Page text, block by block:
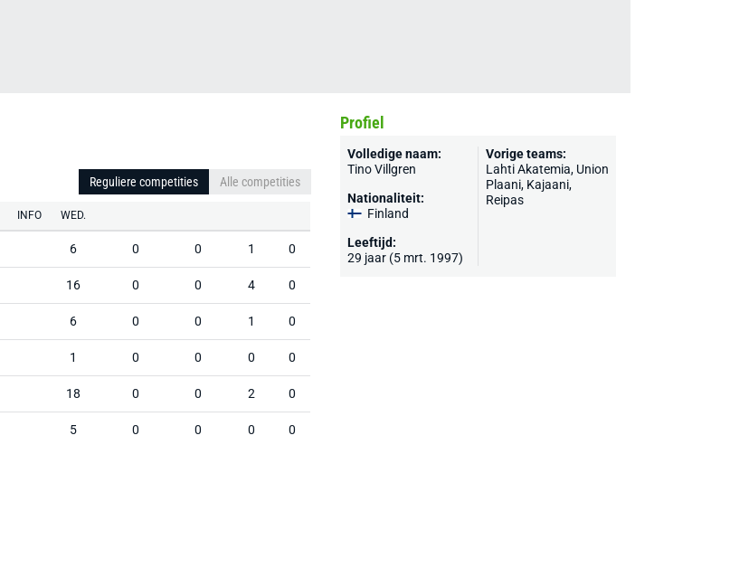
Reguliere competities Alle competities
INFO WED.
6 0 0 1 0
16 0 0 4 0
6 0 0 1 0
1 0 0 0 0
18 0 0 2 0
5 0 0 0 0
Profiel
Volledige naam:
Tino Villgren
Nationaliteit:
Finland
Leeftijd:
29 jaar (5 mrt. 1997)
Vorige teams:
Lahti Akatemia, Union
Plaani, Kajaani,
Reipas